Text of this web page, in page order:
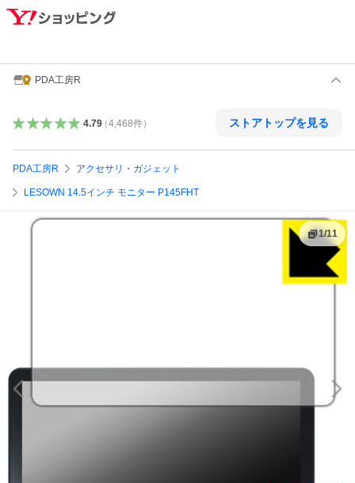
PDA工房R
4.79（4,468件） ストアトップを見る
PDA工房R アクセサリ・ガジェット
LESOWN 14.5インチ モニター P145FHT
1/11